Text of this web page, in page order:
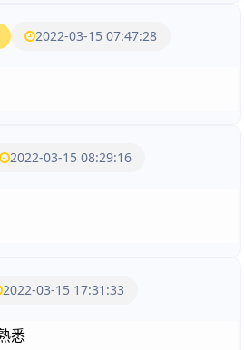
2022-03-15 07:47:28
2022-03-15 08:29:16
2022-03-15 17:31:33
悉